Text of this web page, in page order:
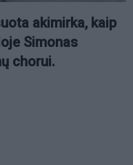
akimirka, kaip
Simonas
chorui.